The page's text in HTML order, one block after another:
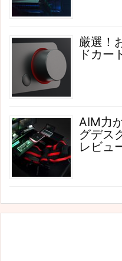
厳選！
ドカー
AIM力
グデス
レビュ